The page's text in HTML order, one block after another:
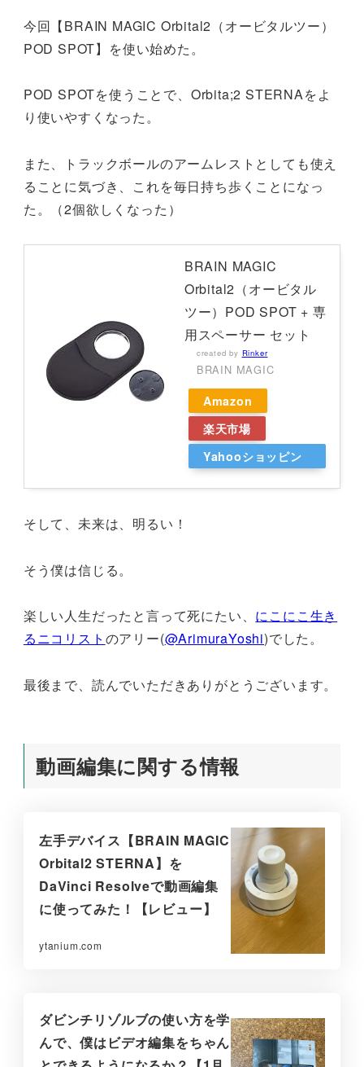
今回【BRAIN MAGIC Orbital2（オービタルツー）
POD SPOT】を使い始めた。
POD SPOTを使うことで、Orbita;2 STERNAをよ
り使いやすくなった。
また、トラックボールのアームレストとしても使え
ることに気づき、これを毎日持ち歩くことになっ
た。（2個欲しくなった）
BRAIN MAGIC
Orbital2（オービタル
ツー）POD SPOT + 専
用スペーサー セット
created by Rinker
BRAIN MAGIC
Amazon
楽天市場
Yahooショッピン
そして、未来は、明るい！
そう僕は信じる。
楽しい人生だったと言って死にたい、 にこにこ生き
るニコリスト のアリー(@ArimuraYoshi)でした。
最後まで、読んでいただきありがとうございます。
動画編集に関する情報
左手デバイス【BRAIN MAGIC
Orbital2 STERNA】を
DaVinci Resolveで動画編集
に使ってみた！【レビュー】
ytanium.com
ダビンチリゾルブの使い方を学
んで、僕はビデオ編集をちゃん